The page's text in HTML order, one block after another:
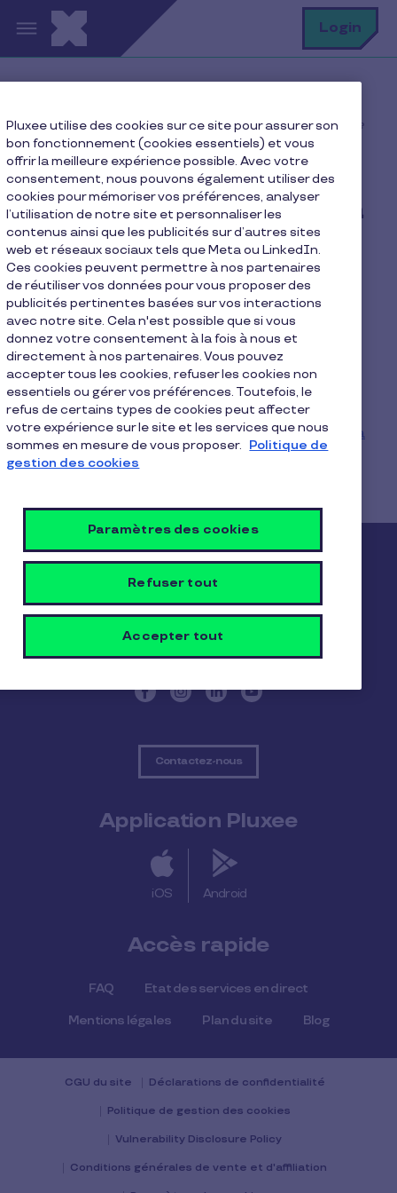
Aller au contenu principal Login
Où puis-je payer avec ma carte Pluxee via Google Pay ?
Où puis-je payer avec ma
carte Pluxee via Google
Pay ?
Vous pouvez utiliser votre carte Pluxee avec
Google Pay chez les commerçants membres du
réseau d'acceptation qui disposent du symbole «
sans contact » sur leur terminal de paiement.
Étapes à suivre pourajouter votre carte Pluxee à
Google Pay.
Pluxee
Le Groupe Pluxee Notre impact positif
Nous contacter
Contactez-nous
Application Pluxee
iOS Android
Accès rapide
FAQ Etat des services en direct
Mentions légales Plan du site Blog
CGU du site Déclarations de confidentialité
Politique de gestion des cookies
Vulnerability Disclosure Policy
Conditions générales de vente et d'affiliation
Pluxee utilise des cookies sur ce site pour assurer son
bon fonctionnement (cookies essentiels) et vous
offrir la meilleure expérience possible. Avec votre
consentement, nous pouvons également utiliser des
cookies pour mémoriser vos préférences, analyser
l’utilisation de notre site et personnaliser les
contenus ainsi que les publicités sur d’autres sites
web et réseaux sociaux tels que Meta ou LinkedIn.
Ces cookies peuvent permettre à nos partenaires
de réutiliser vos données pour vous proposer des
publicités pertinentes basées sur vos interactions
avec notre site. Cela n'est possible que si vous
donnez votre consentement à la fois à nous et
directement à nos partenaires. Vous pouvez
accepter tous les cookies, refuser les cookies non
essentiels ou gérer vos préférences. Toutefois, le
refus de certains types de cookies peut affecter
votre expérience sur le site et les services que nous
sommes en mesure de vous proposer. Politique de
gestion des cookies
Paramètres des cookies
Refuser tout
Accepter tout